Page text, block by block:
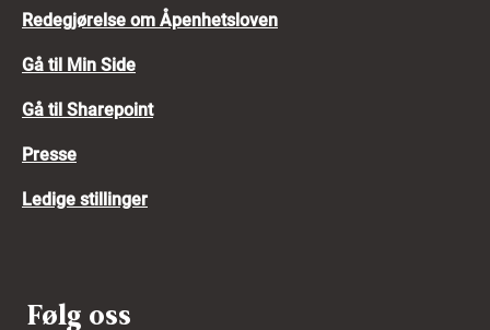
Redegjørelse om Åpenhetsloven
Gå til Min Side
Gå til Sharepoint
Presse
Ledige stillinger
Følg oss